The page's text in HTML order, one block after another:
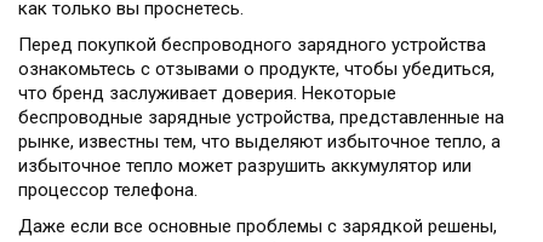
как только вы проснетесь.
Перед покупкой беспроводного зарядного устройства
ознакомьтесь с отзывами о продукте, чтобы убедиться,
что бренд заслуживает доверия. Некоторые
беспроводные зарядные устройства, представленные на
рынке, известны тем, что выделяют избыточное тепло, а
избыточное тепло может разрушить аккумулятор или
процессор телефона.
Даже если все основные проблемы с зарядкой решены,